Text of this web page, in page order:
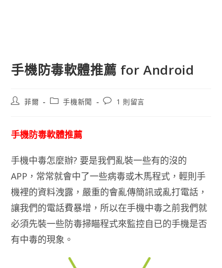
手機防毒軟體推薦 for Android
文
者:
菲爾
文
別:
手機新聞
文
1 則留言
手機防毒軟體推薦
手機中毒怎麼辦? 要是我們亂裝一些有的沒的
APP，常常就會中了一些病毒或木馬程式，輕則手
機裡的資料洩露，嚴重的會亂傳簡訊或亂打電話，
讓我們的電話費暴增，所以在手機中毒之前我們就
必須先裝一些防毒掃瞄程式來監控自已的手機是否
有中毒的現象。